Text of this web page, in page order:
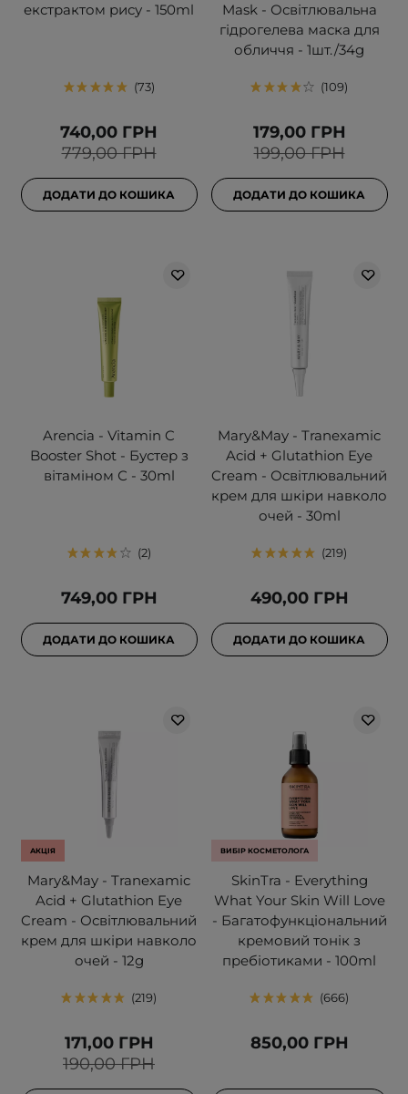
екстрактом рису - 150ml
73
779,00 ГРН
740,00 ГРН
ДОДАТИ ДО КОШИКА
Mask - Освітлювальна
гідрогелева маска для
обличчя - 1шт./34g
109
199,00 ГРН
179,00 ГРН
ДОДАТИ ДО КОШИКА
Arencia - Vitamin C
Booster Shot - Бустер з
вітаміном С - 30ml
2
749,00 ГРН
ДОДАТИ ДО КОШИКА
Mary&May - Tranexamic
Acid + Glutathion Eye
Cream - Освітлювальний
крем для шкіри навколо
очей - 30ml
219
490,00 ГРН
ДОДАТИ ДО КОШИКА
АКЦІЯ
Mary&May - Tranexamic
Acid + Glutathion Eye
Cream - Освітлювальний
крем для шкіри навколо
очей - 12g
219
190,00 ГРН
171,00 ГРН
ВИБІР КОСМЕТОЛОГА
SkinTra - Everything
What Your Skin Will Love
- Багатофункціональний
кремовий тонік з
пребіотиками - 100ml
666
850,00 ГРН